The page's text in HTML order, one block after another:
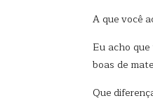
A que você
Eu acho
boas de
Que